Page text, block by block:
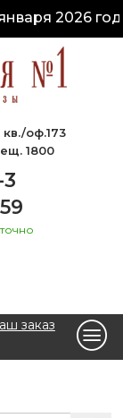
2026
оф.173
1800
3
заказ